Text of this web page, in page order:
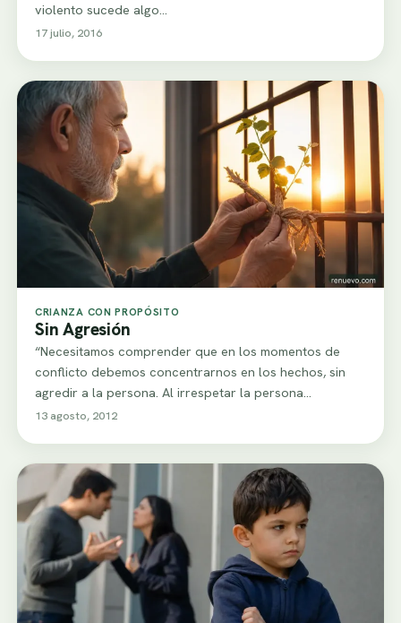
violento sucede algo…
17 julio, 2016
CRIANZA CON PROPÓSITO
Sin Agresión
“Necesitamos comprender que en los momentos de
conflicto debemos concentrarnos en los hechos, sin
agredir a la persona. Al irrespetar la persona…
13 agosto, 2012